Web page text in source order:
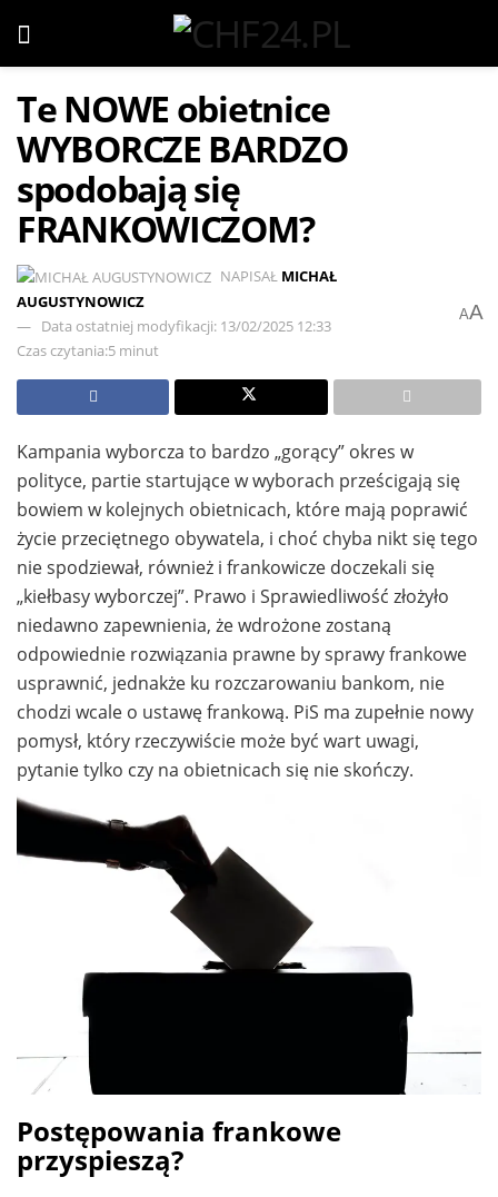
Te NOWE obietnice
WYBORCZE BARDZO
spodobają się
FRANKOWICZOM?
NAPISAŁ MICHAŁ
AUGUSTYNOWICZ
Data ostatniej modyfikacji: 13/02/2025 12:33
Czas czytania:5 minut
AA
Kampania wyborcza to bardzo „gorący” okres w
polityce, partie startujące w wyborach prześcigają się
bowiem w kolejnych obietnicach, które mają poprawić
życie przeciętnego obywatela, i choć chyba nikt się tego
nie spodziewał, również i frankowicze doczekali się
„kiełbasy wyborczej”. Prawo i Sprawiedliwość złożyło
niedawno zapewnienia, że wdrożone zostaną
odpowiednie rozwiązania prawne by sprawy frankowe
usprawnić, jednakże ku rozczarowaniu bankom, nie
chodzi wcale o ustawę frankową. PiS ma zupełnie nowy
pomysł, który rzeczywiście może być wart uwagi,
pytanie tylko czy na obietnicach się nie skończy.
Postępowania frankowe
przyspieszą?